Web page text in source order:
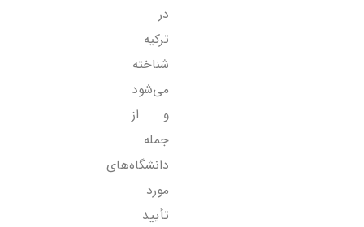
در
ترکیه
شناخته
می‌شود
و از
جمله
دانشگاه‌های
مورد
تأیید